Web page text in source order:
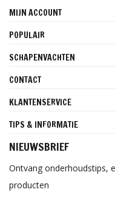
MIJN ACCOUNT
POPULAIR
SCHAPENVACHTEN
CONTACT
KLANTENSERVICE
TIPS & INFORMATIE
NIEUWSBRIEF
Ontvang onderhoudstips,
producten